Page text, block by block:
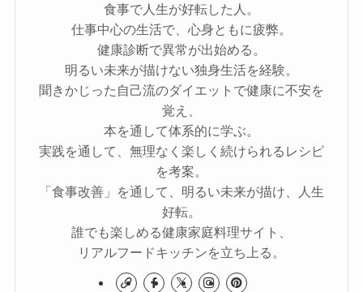
食事で人生が好転した人。
仕事中心の生活で、心身ともに疲弊。
健康診断で異常が出始める。
明るい未来が描けない独身生活を経験。
聞きかじった自己流のダイエットで健康に不安を
覚え、
本を通して体系的に学ぶ。
実践を通して、無理なく楽しく続けられるレシピ
を考案。
「食事改善」を通して、明るい未来が描け、人生
好転。
誰でも楽しめる健康家庭料理サイト、
リアルフードキッチンを立ち上る。